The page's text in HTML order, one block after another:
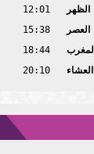
الظهر
12:01
العصر
15:38
المغرب
18:44
العشاء
20:10